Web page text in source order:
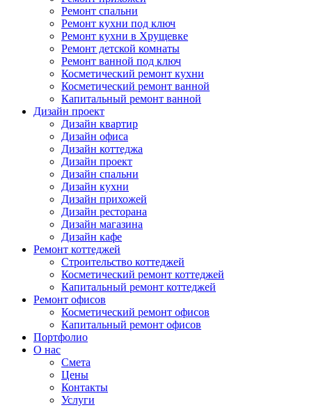
Ремонт спальни
Ремонт кухни под ключ
Ремонт кухни в Хрущевке
Ремонт детской комнаты
Ремонт ванной под ключ
Косметический ремонт кухни
Косметический ремонт ванной
Капитальный ремонт ванной
Дизайн проект
Дизайн квартир
Дизайн офиса
Дизайн коттеджа
Дизайн проект
Дизайн спальни
Дизайн кухни
Дизайн прихожей
Дизайн ресторана
Дизайн магазина
Дизайн кафе
Ремонт коттеджей
Строительство коттеджей
Косметический ремонт коттеджей
Капитальный ремонт коттеджей
Ремонт офисов
Косметический ремонт офисов
Капитальный ремонт офисов
Портфолио
О нас
Смета
Цены
Контакты
Услуги